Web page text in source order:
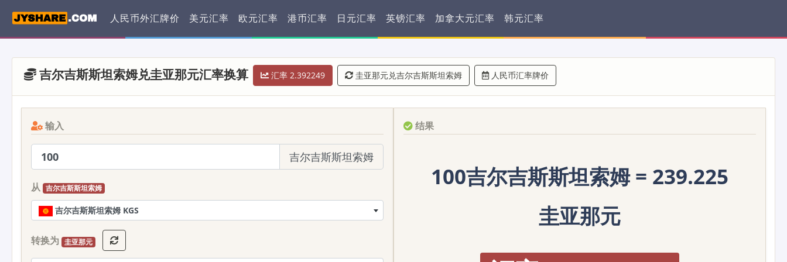
人民币外汇牌价 美元汇率 欧元汇率 港币汇率 日元汇率 英镑汇率 加拿大元汇率 韩元汇率
吉尔吉斯斯坦索姆兑圭亚那元汇率换算 汇率 2.392249 圭亚那元兑吉尔吉斯斯坦索姆 人民币汇率牌价
输入
吉尔吉斯斯坦索姆
从 吉尔吉斯斯坦索姆
吉尔吉斯斯坦索姆 KGS
转换为 圭亚那元
结果
100吉尔吉斯斯坦索姆 = 239.225
圭亚那元